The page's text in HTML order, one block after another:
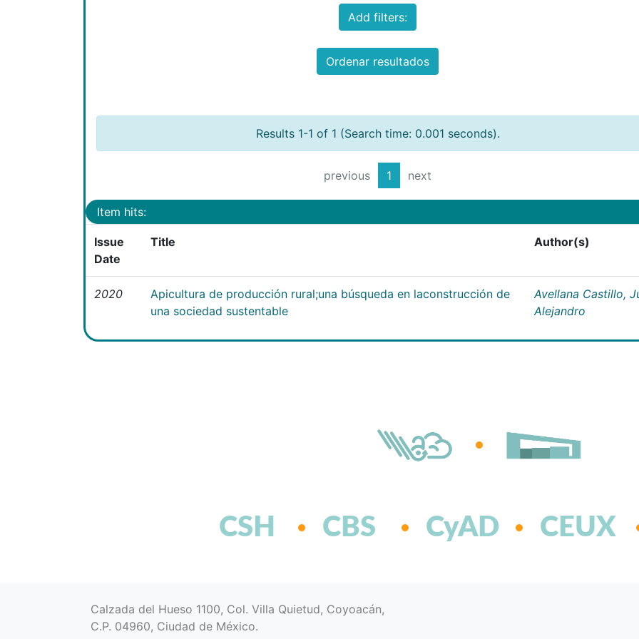
Add filters:
Ordenar resultados
Results 1-1 of 1 (Search time: 0.001 seconds).
previous 1 next
Item hits:
Issue
Date
Title Author(s)
2020
Apicultura de producción rural;una búsqueda en laconstrucción de
una sociedad sustentable
Avellana Castillo,
Alejandro
CSH CBS CyAD CEUX
Calzada del Hueso 1100, Col. Villa Quietud, Coyoacán,
C.P. 04960, Ciudad de México.